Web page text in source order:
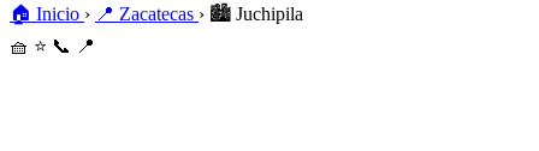
🏠 Inicio › 📍 Zacatecas › 🏙️ Juchipila
🧺 ⭐ 📞 📍